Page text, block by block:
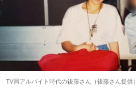
TV局アルバイト時代の後藤さん（後藤さん提供）